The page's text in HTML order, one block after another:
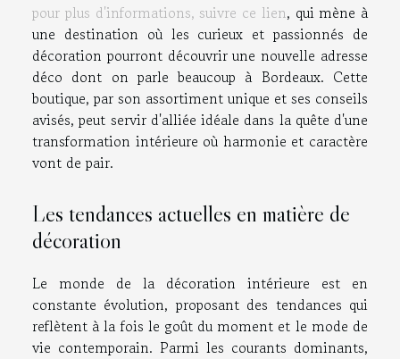
pour plus d'informations, suivre ce lien, qui mène à
une destination où les curieux et passionnés de
décoration pourront découvrir une nouvelle adresse
déco dont on parle beaucoup à Bordeaux. Cette
boutique, par son assortiment unique et ses conseils
avisés, peut servir d'alliée idéale dans la quête d'une
transformation intérieure où harmonie et caractère
vont de pair.
Les tendances actuelles en matière de
décoration
Le monde de la décoration intérieure est en
constante évolution, proposant des tendances qui
reflètent à la fois le goût du moment et le mode de
vie contemporain. Parmi les courants dominants,